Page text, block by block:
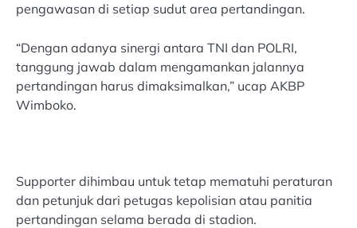
pengawasan di setiap sudut area pertandingan.
“Dengan adanya sinergi antara TNI dan POLRI,
tanggung jawab dalam mengamankan jalannya
pertandingan harus dimaksimalkan,” ucap AKBP
Wimboko.
Supporter dihimbau untuk tetap mematuhi peraturan
dan petunjuk dari petugas kepolisian atau panitia
pertandingan selama berada di stadion.